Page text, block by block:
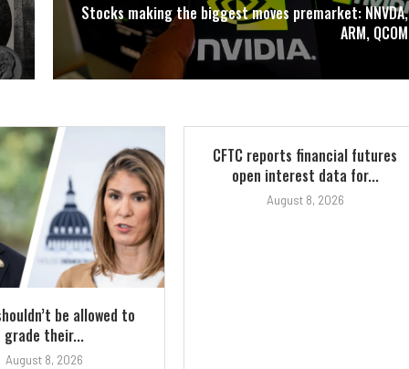
Stocks making the biggest moves premarket: NNVDA,
ARM, QCOM
be allowed to
grade their...
August 8, 2026
CFTC reports financial futures
open interest data for...
August 8, 2026